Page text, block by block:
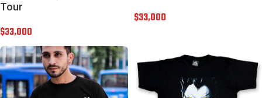
Tour
$33,000
$33,000